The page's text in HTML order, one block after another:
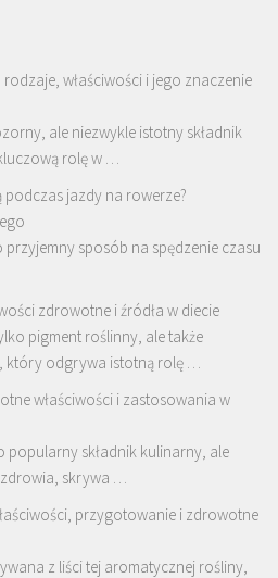
właściwości i jego znaczenie
ale niezwykle istotny składnik
rolę w …
podczas jazdy na rowerze?
sposób na spędzenie czasu
zdrowotne i źródła w diecie
pigment roślinny, ale także
który odgrywa istotną rolę …
właściwości i zastosowania w
popularny składnik kulinarny, ale
skrywa …
przygotowanie i zdrowotne
z liści tej aromatycznej rośliny,